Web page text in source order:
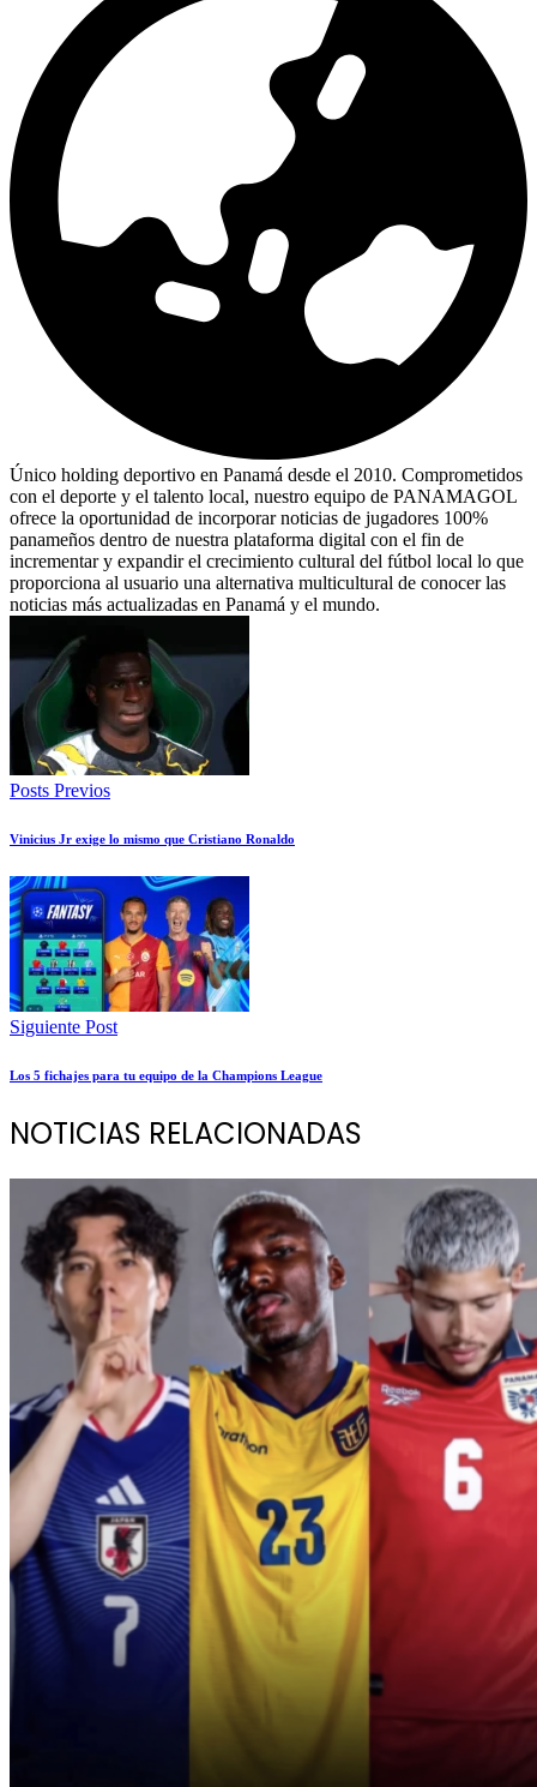
Único holding deportivo en Panamá desde el 2010. Comprometidos
con el deporte y el talento local, nuestro equipo de PANAMAGOL
ofrece la oportunidad de incorporar noticias de jugadores 100%
panameños dentro de nuestra plataforma digital con el fin de
incrementar y expandir el crecimiento cultural del fútbol local lo que
proporciona al usuario una alternativa multicultural de conocer las
noticias más actualizadas en Panamá y el mundo.
Posts Previos
Vinicius Jr exige lo mismo que Cristiano Ronaldo
Siguiente Post
Los 5 fichajes para tu equipo de la Champions League
NOTICIAS RELACIONADAS